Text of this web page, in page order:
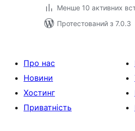
Менше 10 активних
Протестований з 7.0.3
Про нас
Новини
Хостинг
Приватність